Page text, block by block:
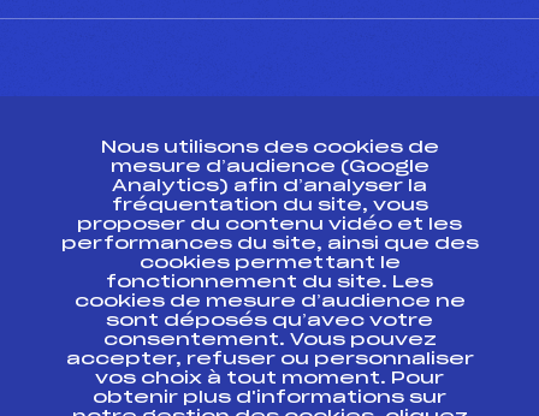
Ressources
Pass’Neige
Projet sportif fédéral
Projet de performance fédéral
Antidopage
Pôle Développement, Formation, Suivi
Scientifique
Listes ministérielles
Nous utilisons des cookies de
mesure d’audience (Google
Analytics) afin d’analyser la
fréquentation du site, vous
proposer du contenu vidéo et les
performances du site, ainsi que des
cookies permettant le
fonctionnement du site. Les
cookies de mesure d’audience ne
sont déposés qu’avec votre
consentement. Vous pouvez
accepter, refuser ou personnaliser
vos choix à tout moment. Pour
obtenir plus d'informations sur